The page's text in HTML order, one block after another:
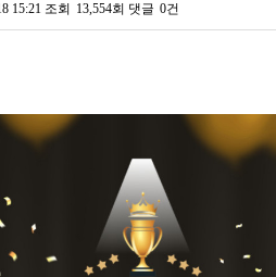
15:21 조회 13,554회 댓글 0건